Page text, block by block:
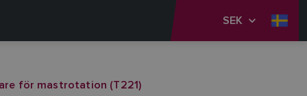
SEK
för mastrotation (T221)